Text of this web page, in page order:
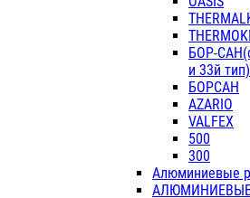
БОР-
и 33й тип)
БОРСАН
AZARIO
VALFEX
500
300
Алюминиевые